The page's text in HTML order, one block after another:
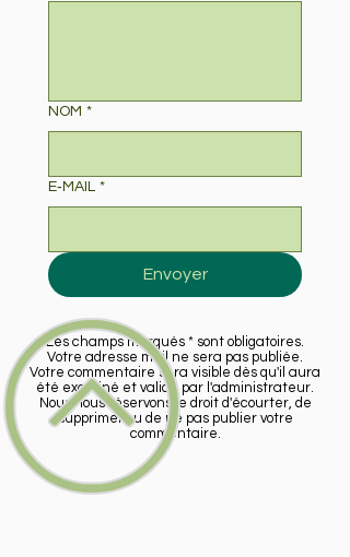
NOM *
E‑MAIL *
Envoyer
Les champs marqués * sont obligatoires.
Votre adresse mail ne sera pas publiée.
Votre commentaire sera visible dès qu'il aura
été examiné et validé par l'administrateur.
Nous nous réservons le droit d'écourter, de
supprimer ou de ne pas publier votre
commentaire.